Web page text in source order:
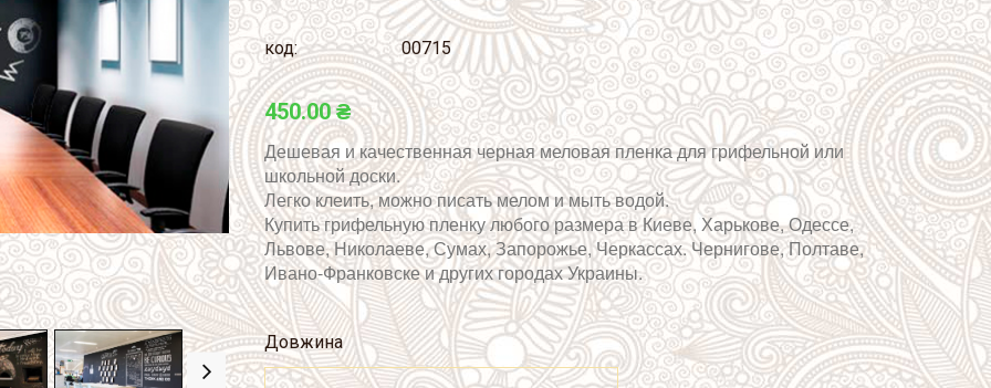
код: 00715
450.00 ₴
Дешевая и качественная черная меловая пленка для грифельной или
школьной доски.
Легко клеить, можно писать мелом и мыть водой.
Купить грифельную пленку любого размера в Киеве, Харькове, Одессе,
Львове, Николаеве, Сумах, Запорожье, Черкассах. Чернигове, Полтаве,
Ивано-Франковске и других городах Украины.
Довжина